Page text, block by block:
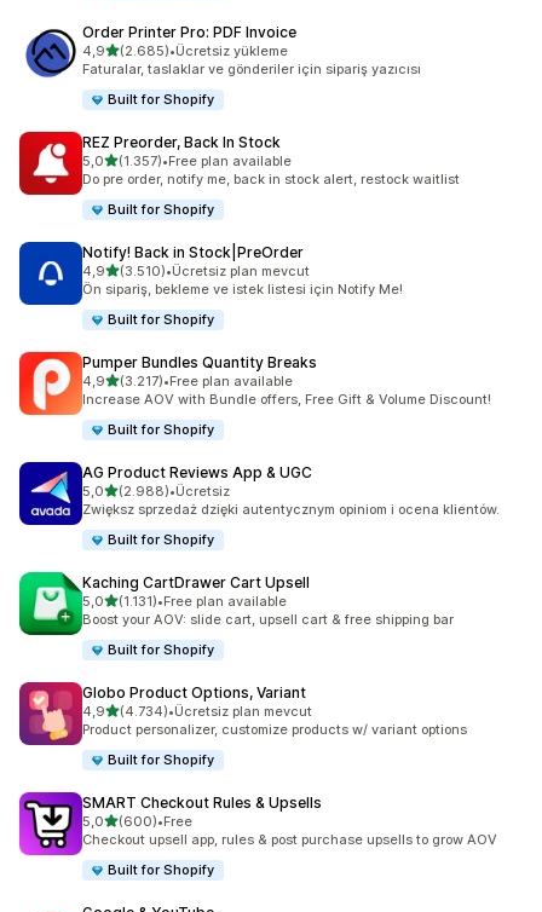
Order Printer Pro: PDF Invoice
4,95 yıldız üzerinden
(2.685)
toplam 2685 değerlendirme
•Ücretsiz yükleme
Faturalar, taslaklar ve gönderiler için sipariş yazıcısı
Built for Shopify
REZ Preorder, Back In Stock
5,05 yıldız üzerinden
(1.357)
toplam 1357 değerlendirme
•Free plan available
Do pre order, notify me, back in stock alert, restock waitlist
Built for Shopify
Notify! Back in Stock|PreOrder
4,95 yıldız üzerinden
(3.510)
toplam 3510 değerlendirme
•Ücretsiz plan mevcut
Ön sipariş, bekleme ve istek listesi için Notify Me!
Built for Shopify
Pumper Bundles Quantity Breaks
4,95 yıldız üzerinden
(3.217)
toplam 3217 değerlendirme
•Free plan available
Increase AOV with Bundle offers, Free Gift & Volume Discount!
Built for Shopify
AG Product Reviews App & UGC
5,05 yıldız üzerinden
(2.988)
toplam 2988 değerlendirme
•Ücretsiz
Zwiększ sprzedaż dzięki autentycznym opiniom i ocena klientów.
Built for Shopify
Kaching CartDrawer Cart Upsell
5,05 yıldız üzerinden
(1.131)
toplam 1131 değerlendirme
•Free plan available
Boost your AOV: slide cart, upsell cart & free shipping bar
Built for Shopify
Globo Product Options, Variant
4,95 yıldız üzerinden
(4.734)
toplam 4734 değerlendirme
•Ücretsiz plan mevcut
Product personalizer, customize products w/ variant options
Built for Shopify
SMART Checkout Rules & Upsells
5,05 yıldız üzerinden
(600)
toplam 600 değerlendirme
•Free
Checkout upsell app, rules & post purchase upsells to grow AOV
Built for Shopify